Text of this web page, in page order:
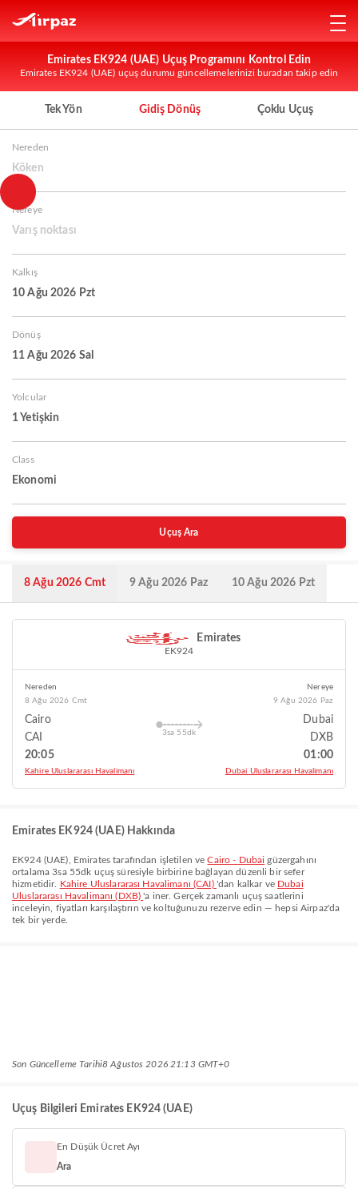
Emirates EK924 (UAE) Uçuş Programını Kontrol Edin
Emirates EK924 (UAE) uçuş durumu güncellemelerinizi buradan takip edin
Tek Yön Gidiş Dönüş Çoklu Uçuş
Nereden
Köken
Nereye
Varış noktası
Kalkış
10 Ağu 2026 Pzt
Dönüş
11 Ağu 2026 Sal
Yolcular
1 Yetişkin
Class
Ekonomi
Uçuş Ara
8 Ağu 2026 Cmt 9 Ağu 2026 Paz 10 Ağu 2026 Pzt
Emirates
EK924
Nereden
8 Ağu 2026 Cmt
Cairo
CAI
20:05
Kahire Uluslararası Havalimanı
3sa 55dk
Nereye
9 Ağu 2026 Paz
Dubai
DXB
01:00
Dubai Uluslararası Havalimanı
Emirates EK924 (UAE) Hakkında
EK924(UAE), Emiratestarafından işletilen veCairo - Dubai güzergahını
ortalama3sa 55dk uçuş süresiyle birbirine bağlayan düzenli bir sefer
hizmetidir. Kahire Uluslararası Havalimanı (CAI) 'dan kalkar ve Dubai
Uluslararası Havalimanı (DXB)'a iner. Gerçek zamanlı uçuş saatlerini
inceleyin, fiyatları karşılaştırın ve koltuğunuzu rezerve edin — hepsi Airpaz'da
tek bir yerde.
Son Güncelleme Tarihi8 Ağustos 2026 21:13 GMT+0
Uçuş Bilgileri Emirates EK924 (UAE)
En Düşük Ücret Ayı
Ara